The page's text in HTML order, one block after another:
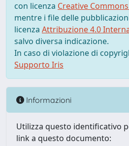
con licenza Creative
mentre i file delle
licenza Attribuzione 4.0
salvo diversa indicazione.
In caso di violazione di
Supporto Iris
Informazioni
Utilizza questo identificativo
link a questo documento: